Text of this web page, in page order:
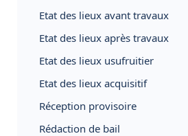
Etat des lieux avant travaux
Etat des lieux après travaux
Etat des lieux usufruitier
Etat des lieux acquisitif
Réception provisoire
Rédaction de bail